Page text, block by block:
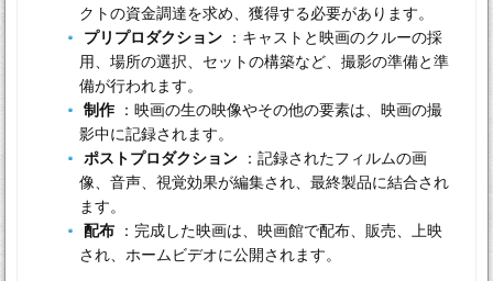
クトの資金調達を求め、獲得する必要があります。
プリプロダクション ：キャストと映画のクルーの採
用、場所の選択、セットの構築など、撮影の準備と準
備が行われます。
制作 ：映画の生の映像やその他の要素は、映画の撮
影中に記録されます。
ポストプロダクション ：記録されたフィルムの画
像、音声、視覚効果が編集され、最終製品に結合され
ます。
配布 ：完成した映画は、映画館で配布、販売、上映
され、ホームビデオに公開されます。